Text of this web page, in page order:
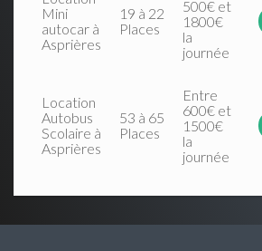
Mini
autocar à
Asprières
19 à 22
Places
500€ et
1800€
la
journée
Location
Autobus
Scolaire à
Asprières
53 à 65
Places
Entre
600€ et
1500€
la
journée